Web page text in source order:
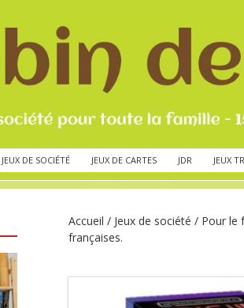
JEUX DE SOCIÉTÉ JEUX DE CARTES JDR JEUX
Accueil / Jeux de société / Pour le
françaises.